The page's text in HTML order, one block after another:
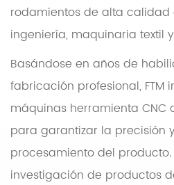
rodamientos de alta
ingeniería, maquinaria textil
Basándose en años de
fabricación profesional, FTM
máquinas herramienta CNC
para garantizar la precisión
procesamiento del
investigación de productos